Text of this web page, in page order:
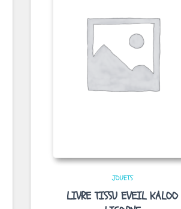
JOUETS
LIVRE TISSU EVEIL KALOO